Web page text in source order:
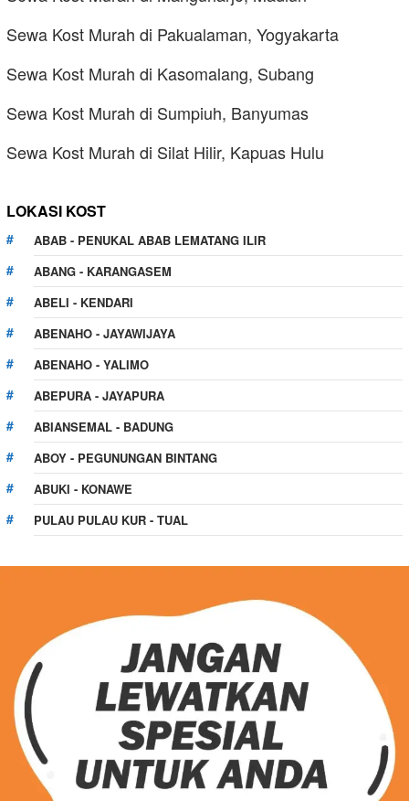
Sewa Kost Murah di Pakualaman, Yogyakarta
Sewa Kost Murah di Kasomalang, Subang
Sewa Kost Murah di Sumpiuh, Banyumas
Sewa Kost Murah di Silat Hilir, Kapuas Hulu
LOKASI KOST
ABAB - PENUKAL ABAB LEMATANG ILIR
ABANG - KARANGASEM
ABELI - KENDARI
ABENAHO - JAYAWIJAYA
ABENAHO - YALIMO
ABEPURA - JAYAPURA
ABIANSEMAL - BADUNG
ABOY - PEGUNUNGAN BINTANG
ABUKI - KONAWE
PULAU PULAU KUR - TUAL